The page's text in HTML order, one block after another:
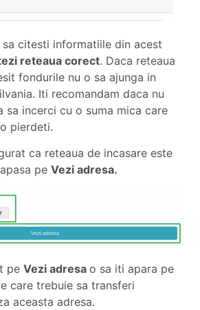
sa citesti informatiile din acest
reteaua corect. Daca reteaua
fondurile nu o sa ajunga in
Iti recomandam daca nu
sa incerci cu o suma mica care
pierdeti.
ca reteaua de incasare este
pe Vezi adresa.
pe Vezi adresa o sa iti apara pe
care trebuie sa transferi
aceasta adresa.